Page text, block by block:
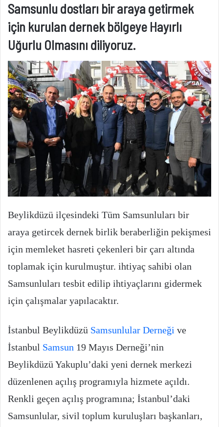
Samsunlu dostları bir araya getirmek
için kurulan dernek bölgeye Hayırlı
Uğurlu Olmasını diliyoruz.
Beylikdüzü ilçesindeki Tüm Samsunluları bir
araya getircek dernek birlik beraberliğin pekişmesi
için memleket hasreti çekenleri bir çarı altında
toplamak için kurulmuştur. ihtiyaç sahibi olan
Samsunluları tesbit edilip ihtiyaçlarını gidermek
için çalışmalar yapılacaktır.
İstanbul Beylikdüzü Samsunlular Derneği ve
İstanbul Samsun 19 Mayıs Derneği’nin
Beylikdüzü Yakuplu’daki yeni dernek merkezi
düzenlenen açılış programıyla hizmete açıldı.
Renkli geçen açılış programına; İstanbul’daki
Samsunlular, sivil toplum kuruluşları başkanları,